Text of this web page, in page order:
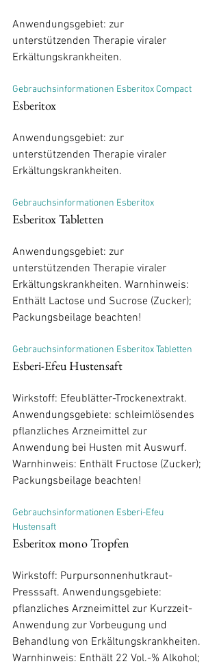
Anwendungsgebiet: zur
unterstützenden Therapie viraler
Gebrauchsinformationen Esberitox Compact
Esberitox
Anwendungsgebiet: zur
unterstützenden Therapie viraler
Gebrauchsinformationen Esberitox
Esberitox Tabletten
Anwendungsgebiet: zur
unterstützenden Therapie viraler
Erkältungs­krankheiten. Warnhinweis:
Enthält Lactose und Sucrose (Zucker);
Gebrauchsinformationen Esberitox Tabletten
Esberi-Efeu Hustensaft
Wirkstoff: Efeublätter-Trockenextrakt.
Anwendungsgebiete: schleimlösendes
pflanzliches Arzneimittel zur
Anwendung bei Husten mit Auswurf.
Warnhinweis: Enthält Fructose (Zucker);
Gebrauchsinformationen Esberi-Efeu
Hustensaft
Esberitox mono Tropfen
Wirkstoff: Purpursonnenhutkraut-
Presssaft. Anwendungsgebiete:
pflanzliches Arzneimittel zur Kurzzeit-
Anwendung zur Vorbeugung und
Behandlung von Erkältungs­krankheiten.
Warnhinweis: Enthält 22 Vol.-% Alkohol;